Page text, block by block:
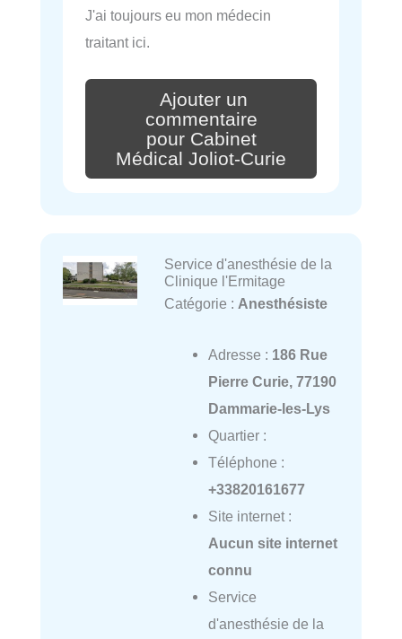
J'ai toujours eu mon médecin
traitant ici.
Ajouter un
commentaire
pour Cabinet
Médical Joliot-Curie
Service d'anesthésie de la
Clinique l'Ermitage
Catégorie : Anesthésiste
Adresse : 186 Rue
Pierre Curie, 77190
Dammarie-les-Lys
Quartier :
Téléphone :
+33820161677
Site internet :
Aucun site internet
connu
Service
d'anesthésie de la